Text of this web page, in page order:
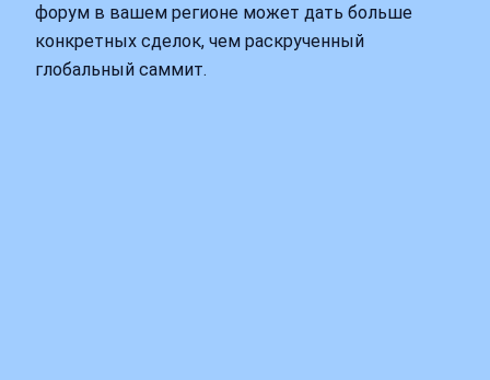
форум в вашем регионе может дать больше
конкретных сделок, чем раскрученный
глобальный саммит.